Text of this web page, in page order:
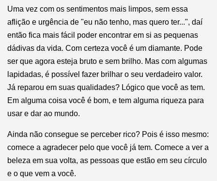
Uma vez com os sentimentos mais limpos, sem essa
aflição e urgência de "eu não tenho, mas quero ter...", daí
então fica mais fácil poder encontrar em si as pequenas
dádivas da vida. Com certeza você é um diamante. Pode
ser que agora esteja bruto e sem brilho. Mas com algumas
lapidadas, é possível fazer brilhar o seu verdadeiro valor.
Já reparou em suas qualidades? Lógico que você as tem.
Em alguma coisa você é bom, e tem alguma riqueza para
usar e dar ao mundo.
Ainda não consegue se perceber rico? Pois é isso mesmo:
comece a agradecer pelo que você já tem. Comece a ver a
beleza em sua volta, as pessoas que estão em seu círculo
e o que vem a você.